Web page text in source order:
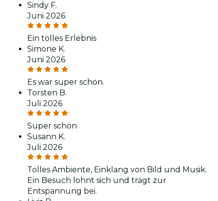
Sindy F.
Juni 2026
Ein tolles Erlebnis
Simone K.
Juni 2026
Es war super schön.
Torsten B.
Juli 2026
Super schön
Susann K.
Juli 2026
Tolles Ambiente, Einklang von Bild und Musik.
Ein Besuch lohnt sich und trägt zur
Entspannung bei.